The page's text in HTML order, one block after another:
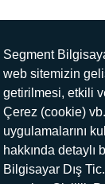
Segment
web sitemizin
getirilmesi, etkili
Çerez (cookie)
uygulamalarını
hakkında detaylı
Bilgisayar Dış